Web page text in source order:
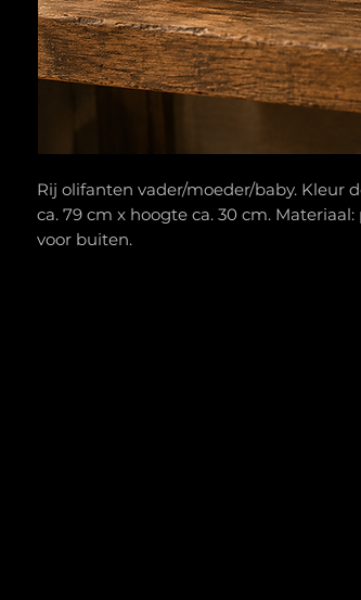
Rij olifanten vader/moeder/baby. Kleur
ca. 79 cm x hoogte ca. 30 cm.
voor buiten.